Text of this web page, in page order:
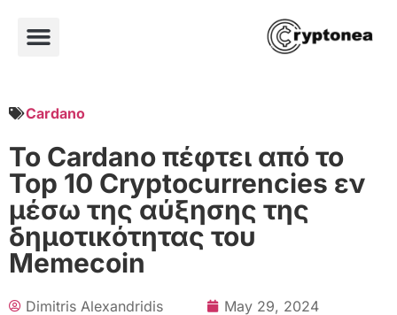
Cardano
Το Cardano πέφτει από το
Top 10 Cryptocurrencies εν
μέσω της αύξησης της
δημοτικότητας του
Memecoin
Dimitris Alexandridis
May 29, 2024